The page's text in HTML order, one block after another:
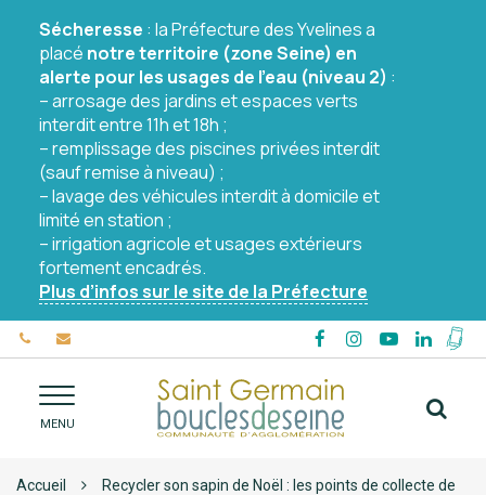
Sécheresse : la Préfecture des Yvelines a
placé notre territoire (zone Seine) en
alerte pour les usages de l’eau (niveau 2) :
– arrosage des jardins et espaces verts
interdit entre 11h et 18h ;
– remplissage des piscines privées interdit
(sauf remise à niveau) ;
– lavage des véhicules interdit à domicile et
limité en station ;
– irrigation agricole et usages extérieurs
fortement encadrés.
Plus d’infos sur le site de la Préfecture
Lien
vers
le
compte
Facebook
Lien
vers
compte
Lien
vers
compte
Lien
vers
Mon
MENU
Accueil
Recycler son sapin de Noël : les points de collecte de